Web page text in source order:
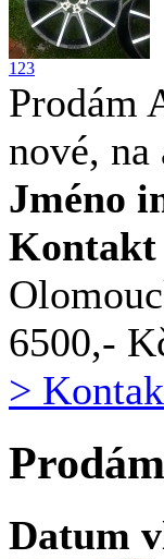
1 23
Prodám
nové,
Jméno
Kontakt
6500,-
>
Datum